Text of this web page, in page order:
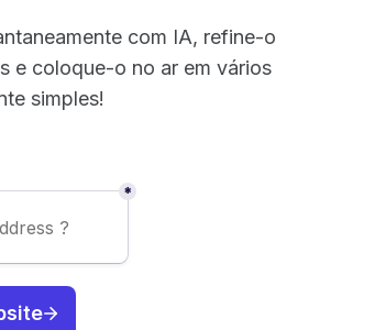
com IA, refine-o
e coloque-o no ar em vários
simples!